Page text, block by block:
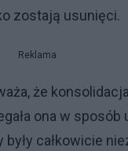
zostają usunięci.
Reklama
że
ona w sposób
całkowicie